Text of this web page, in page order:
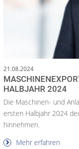
21.08.2024
HALBJAHR 2024
Die Maschinen- und
ersten Halbjahr 2024
hinnehmen.
Mehr erfahren